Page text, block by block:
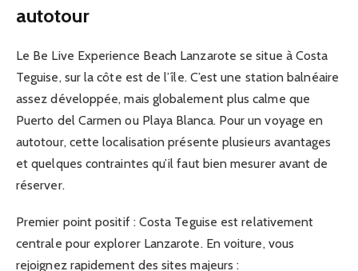
autotour
Le Be Live Experience Beach Lanzarote se situe à Costa
Teguise, sur la côte est de l’île. C’est une station balnéaire
assez développée, mais globalement plus calme que
Puerto del Carmen ou Playa Blanca. Pour un voyage en
autotour, cette localisation présente plusieurs avantages
et quelques contraintes qu’il faut bien mesurer avant de
réserver.
Premier point positif : Costa Teguise est relativement
centrale pour explorer Lanzarote. En voiture, vous
rejoignez rapidement des sites majeurs :